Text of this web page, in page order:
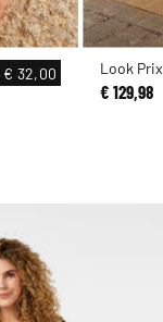
€ 32,00 Look Prix
€ 129,98